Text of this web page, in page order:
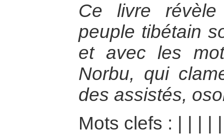
Ce livre
peuple tibétain
et avec les
Norbu, qui
des assistés,
Mots clefs :